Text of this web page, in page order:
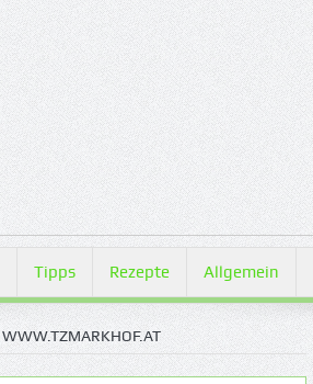
Tipps Rezepte Allgemein
WWW.TZMARKHOF.AT